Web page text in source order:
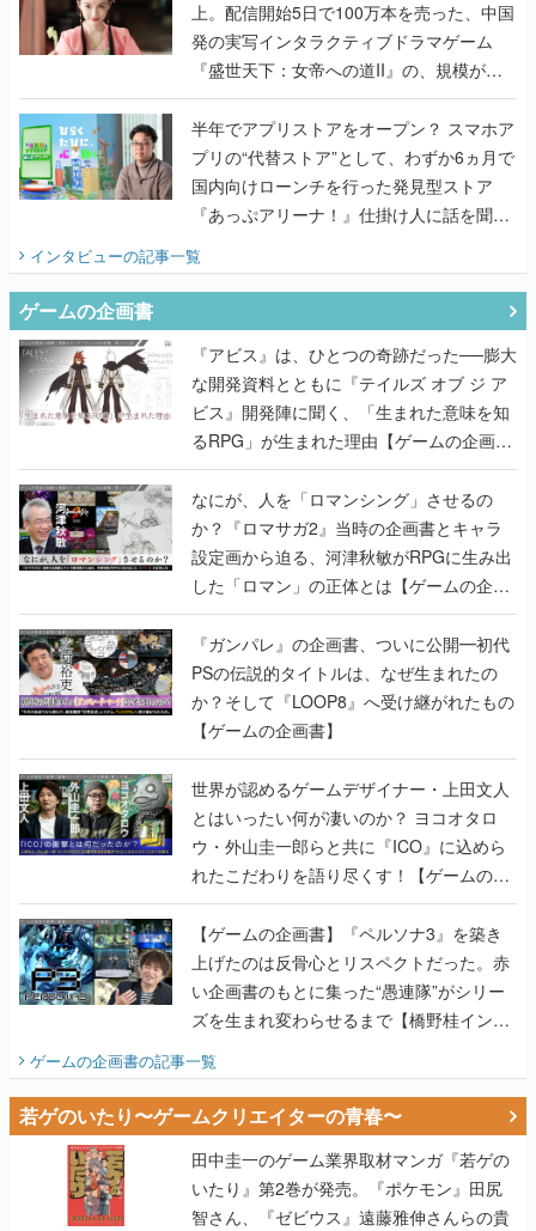
上。配信開始5日で100万本を売った、中国
発の実写インタラクティブドラマゲーム
『盛世天下：女帝への道II』の、規模が違
うこだわりをプロデューサーに聞いた
半年でアプリストアをオープン？ スマホア
プリの“代替ストア”として、わずか6ヵ月で
国内向けローンチを行った発見型ストア
『あっぷアリーナ！』仕掛け人に話を聞い
てみた
インタビューの記事一覧
ゲームの企画書
『アビス』は、ひとつの奇跡だった──膨大
な開発資料とともに『テイルズ オブ ジ ア
ビス』開発陣に聞く、「生まれた意味を知
るRPG」が生まれた理由【ゲームの企画
書】
なにが、人を「ロマンシング」させるの
か？『ロマサガ2』当時の企画書とキャラ
設定画から迫る、河津秋敏がRPGに生み出
した「ロマン」の正体とは【ゲームの企画
書】
『ガンパレ』の企画書、ついに公開━初代
PSの伝説的タイトルは、なぜ生まれたの
か？そして『LOOP8』へ受け継がれたもの
【ゲームの企画書】
世界が認めるゲームデザイナー・上田文人
とはいったい何が凄いのか？ ヨコオタロ
ウ・外山圭一郎らと共に『ICO』に込めら
れたこだわりを語り尽くす！【ゲームの企
画書】
【ゲームの企画書】『ペルソナ3』を築き
上げたのは反骨心とリスペクトだった。赤
い企画書のもとに集った“愚連隊”がシリー
ズを生まれ変わらせるまで【橋野桂インタ
ビュー】
ゲームの企画書の記事一覧
若ゲのいたり〜ゲームクリエイターの青春〜
田中圭一のゲーム業界取材マンガ『若ゲの
いたり』第2巻が発売。『ポケモン』田尻
智さん、『ゼビウス』遠藤雅伸さんらの貴